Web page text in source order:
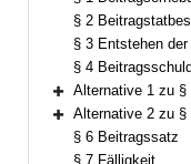
§ 2
§ 3 Entstehen
§ 4
Bereich erweitern
Alternative 1 zu § 5:
Bereich erweitern
Alternative 2 zu § 5:
§ 6 Beitragssatz
§ 7 Fälligkeit